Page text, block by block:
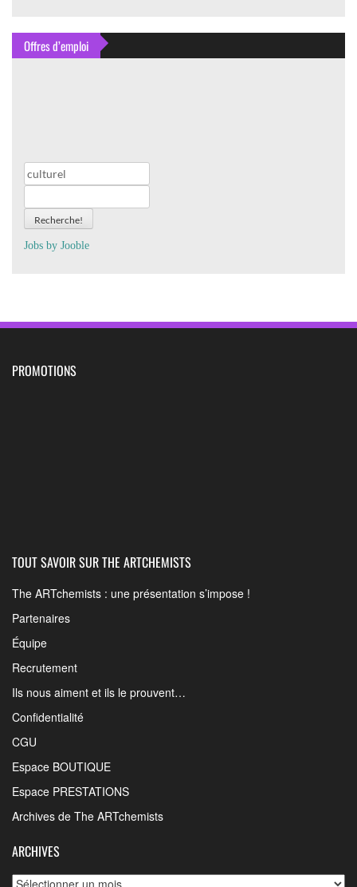
Offres d’emploi
Recherche!
Jobs by Jooble
PROMOTIONS
TOUT SAVOIR SUR THE ARTCHEMISTS
The ARTchemists : une présentation s’impose !
Partenaires
Équipe
Recrutement
Ils nous aiment et ils le prouvent…
Confidentialité
CGU
Espace BOUTIQUE
Espace PRESTATIONS
Archives de The ARTchemists
ARCHIVES
Archives